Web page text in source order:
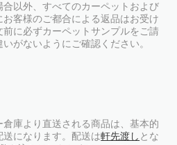
以外、すべてのカーペットおよび
客様のご都合による返品はお受け
前に必ずカーペットサンプルをご請
がないようにご確認ください。
倉庫より直送される商品は、基本的
送になります。配送は軒先渡し とな